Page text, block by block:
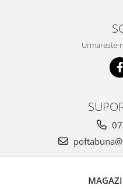
Urmareste-